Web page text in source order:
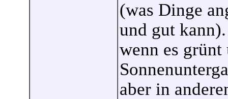
(was Dinge
und gut
wenn es
aber in